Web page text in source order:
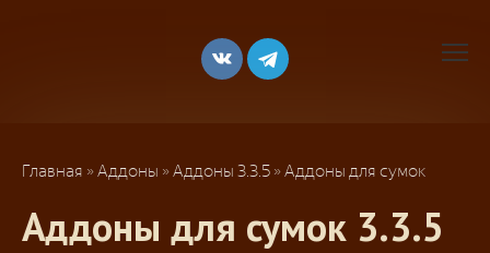
Главная »Аддоны »Аддоны 3.3.5 »Аддоны для сумок
Аддоны для сумок 3.3.5